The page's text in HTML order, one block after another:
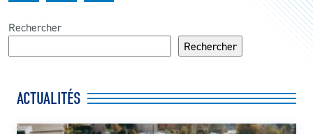
KIDS
CLUB
Rechercher
Rechercher
ACTUALITÉS